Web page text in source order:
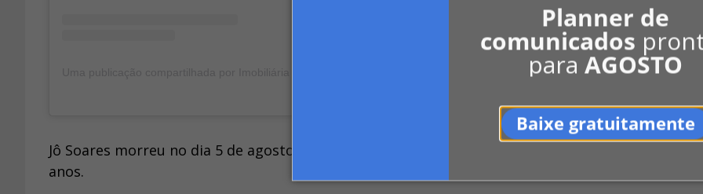
Planner de
comunicados
paraAGOSTO
Baixe gratuitamente
Jô Soares morreu no dia 5 de agosto do ano passado, no hospital Sírio Libanês, em São Paulo,
anos.